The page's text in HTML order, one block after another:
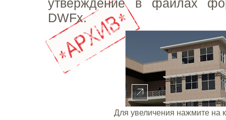
утверждение в файлах
DWFx.
Для увеличения нажмите на